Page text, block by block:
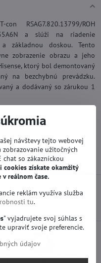
RSAG7.820.13799/ROH
a slúži na riadenie
základnou doskou. Tento
zobrazenie obrazu a jeho
ktorý bol demontovaný
na bezchybnú prevádzku.
a dodávaný so zárukou 1
Doprava len za 2,90 €
návštevy tejto webovej
užitočných
chat so zákazníckou
cookies získate okamžitý
reálnom čase.
reklám využíva služba
tu.
" vyjadrujete svoj súhlas s
upraviť svoje preferencie.
údajov